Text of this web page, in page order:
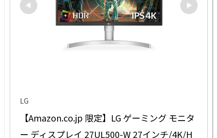
LG
【Amazon.co.jp 限定】LG ゲーミング モニタ
ー ディスプレイ 27UL500-W 27インチ/4K/H